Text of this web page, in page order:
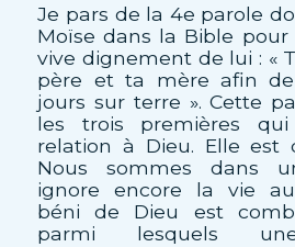
Je pars de la 4e parole
Moïse dans la Bible
vive dignement de lui : «
père et ta mère afin
jours sur terre ». Cette
les trois premières
relation à Dieu. Elle est
Nous sommes dans
ignore encore la vie
béni de Dieu est
parmi lesquels